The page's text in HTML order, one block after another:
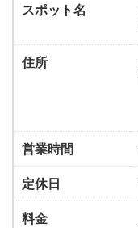
スポット名
住所
営業時間
定休日
料金